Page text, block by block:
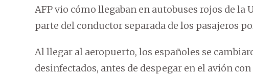
AFP vio cómo llegaban en autobuses rojos de
parte del conductor separada de los pasajeros
Al llegar al aeropuerto, los españoles se
desinfectados, antes de despegar en el avión